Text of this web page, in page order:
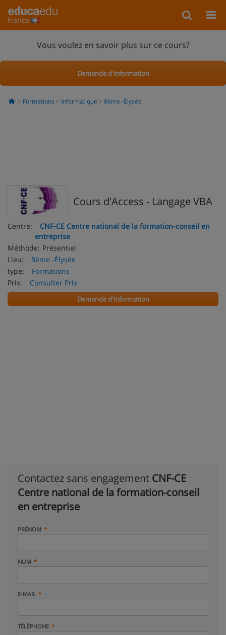
france
Vous voulez en savoir plus sur ce cours?
Demande d'information
Formations Informatique 8ème -Élysée
Cours d'Access - Langage VBA
Centre:
CNF-CE Centre national de la formation-conseil en
entreprise
Méthode: Présentiel
Lieu:
8ème -Élysée
type:
Formations
Prix:
Consulter Prix
Demande d'information
Contactez sans engagement CNF-CE
Centre national de la formation-conseil
en entreprise
PRÉNOM
NOM
E-MAIL
TÉLÉPHONE